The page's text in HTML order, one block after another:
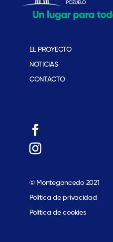
EL PROYECTO
NOTICIAS
CONTACTO
© Montegancedo 2021
Política de privacidad
Política de cookies